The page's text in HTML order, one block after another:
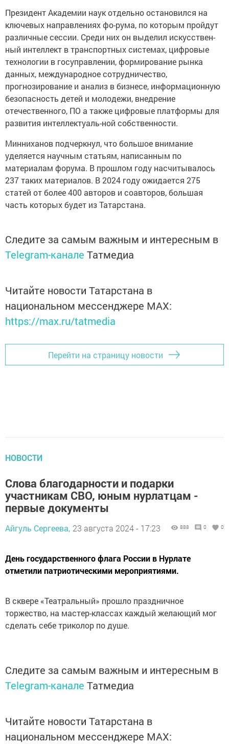
Президент Академии наук отдельно остановился на
ключевых направлениях фо-рума, по которым пройдут
различные сессии. Среди них он выделил искусствен-
ный интеллект в транспортных системах, цифровые
технологии в госуправлении, формирование рынка
данных, международное сотрудничество,
прогнозирование и анализ в бизнесе, информационную
безопасность детей и молодежи, внедрение
отечественного, ПО а также цифровые платформы для
развития интеллектуаль-ной собственности.
Минниханов подчеркнул, что большое внимание
уделяется научным статьям, написанным по
материалам форума. В прошлом году насчитывалось
237 таких материалов. В 2024 году ожидается 275
статей от более 400 авторов и соавторов, большая
часть которых будет из Татарстана.
Следите за самым важным и интересным в
Telegram-канале Татмедиа
Читайте новости Татарстана в
национальном мессенджере MАХ:
https://max.ru/tatmedia
Перейти на страницу новости
НОВОСТИ
Слова благодарности и подарки
участникам СВО, юным нурлатцам -
первые документы
Айгуль Сергеева, 23 августа 2024 - 17:23 888 0 0
День государственного флага России в Нурлате
отметили патриотическими мероприятиями.
В сквере «Театральный» прошло праздничное
торжество, на мастер-классах каждый желающий мог
сделать себе триколор по душе.
Следите за самым важным и интересным в
Telegram-канале Татмедиа
Читайте новости Татарстана в
национальном мессенджере MАХ: